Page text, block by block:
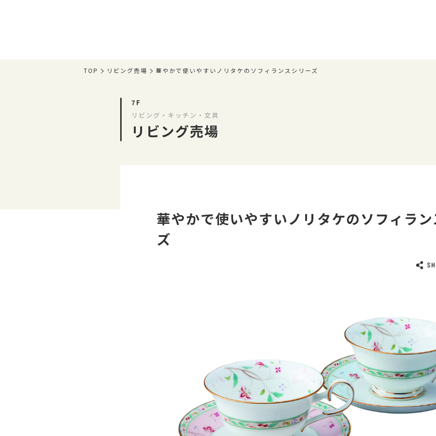
TOP リビング売場 華やかで使いやすいノリタケのソフィランスシリーズ
7F
リビング・キッチン・文具
リビング売場
華やかで使いやすいノリタケのソフィラ
ズ